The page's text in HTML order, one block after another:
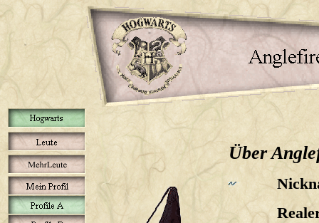
Über